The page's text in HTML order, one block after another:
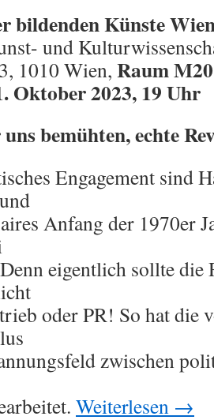
bildenden Künste
und
1010 Wien, Raum
Oktober 2023, 19 Uhr
bemühten, echte
Engagement sind
Anfang der 1970er
eigentlich sollte die
oder PR! So hat die
zwischen
Weiterlesen →